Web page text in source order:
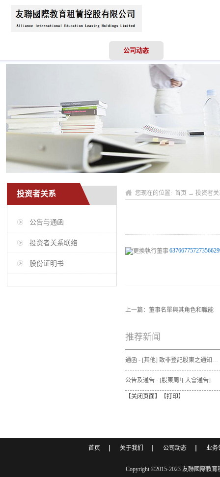
公司动态
投资者关系
公告与通函
投资者关系联络
股份证明书
您现在的位置: 首页 → 投资者
上一篇： 董事名單與其角色和職能
推荐新闻
通函 - [其他] 致非登記股東之通知信函及申請表格 - 通函連同股東週年大會通告及代表委任表格之發佈通知
公告及通告 - [股東周年大會通告]
【关闭页面】【打印】
首页 关于我们 公司动态 业务
Copyright ©2015-2023 友聯國際教